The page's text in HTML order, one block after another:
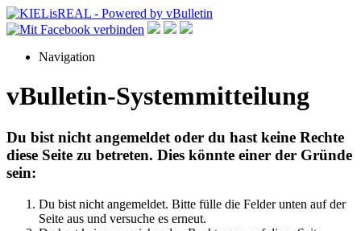
Navigation
vBulletin-Systemmitteilung
Du bist nicht angemeldet oder du hast keine Rechte
diese Seite zu betreten. Dies könnte einer der Gründe
sein:
Du bist nicht angemeldet. Bitte fülle die Felder unten auf der
Seite aus und versuche es erneut.